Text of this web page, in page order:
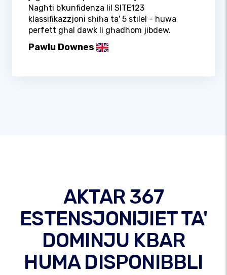
Nagħti b'kunfidenza lil SITE123
klassifikazzjoni sħiħa ta' 5 stilel - huwa
perfett għal dawk li għadhom jibdew.
Pawlu Downes
AKTAR 367
ESTENSJONIJIET TA'
DOMINJU KBAR
HUMA DISPONIBBLI